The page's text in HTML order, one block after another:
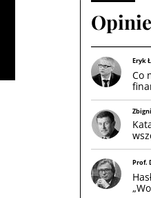
Opinie
Eryk
Co
Prof.